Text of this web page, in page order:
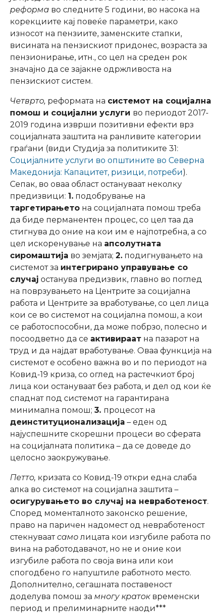
реформа во следните 5 години, во насока на
корекциите кај повеќе параметри, како
износот на пензиите, заменските стапки,
висината на пензискиот придонес, возраста за
пензионирање, итн., со цел на среден рок
значајно да се зајакне одржливоста на
пензискиот систем.
Четврто, реформата на системот на социјална
помош и социјални услуги во периодот 2017-
2019 година изврши позитивни ефекти врз
социјалната заштита на ранливите категории
граѓани (види Студија за политиките 31:
Социјалните услуги во општините во Северна
Македонија: Капацитет, ризици, потреби).
Сепак, во оваа област остануваат неколку
предизвици: 1. подобрување на
таргетирањето на социјалната помош треба
да биде перманентен процес, со цел таа да
стигнува до оние на кои им е најпотребна, а со
цел искоренување на апсолутната
сиромаштија во земјата; 2. подигнувањето на
системот за интегрирано управување со
случај останува предизвик, главно во поглед
на поврзувањето на Центрите за социјална
работа и Центрите за вработување, со цел лица
кои се во системот на социјална помош, а кои
се работоспособни, да може побрзо, полесно и
посоодветно да се активираат на пазарот на
труд и да најдат вработување. Оваа функција на
системот е особено важна во и по периодот на
Ковид-19 криза, со оглед на растечкиот број
лица кои остануваат без работа, и дел од кои ќе
спаднат под системот на гарантирана
минимална помош; 3. процесот на
деинституционализација – еден од
најуспешните скорешни процеси во сферата
на социјалната политика – да се доведе до
целосно заокружување.
Петто, кризата со Ковид-19 откри една слаба
алка во системот на социјална заштита –
осигурувањето во случај на невработеност.
Според моменталното законско решение,
право на паричен надомест од невработеност
стекнуваатсамолицата кои изгубиле работа по
вина на работодавачот, но не и оние кои
изгубиле работа по своја вина или кои
спогодбено го напуштиле работното место.
Дополнително, сегашната поставеност
доделува помош за многу кратоквременски
период и прелиминарните наоди***